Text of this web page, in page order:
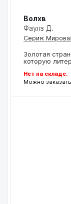
Волхв
Фаулз Д.
Серия:
Золотая
которую
Нет на складе.
Можно